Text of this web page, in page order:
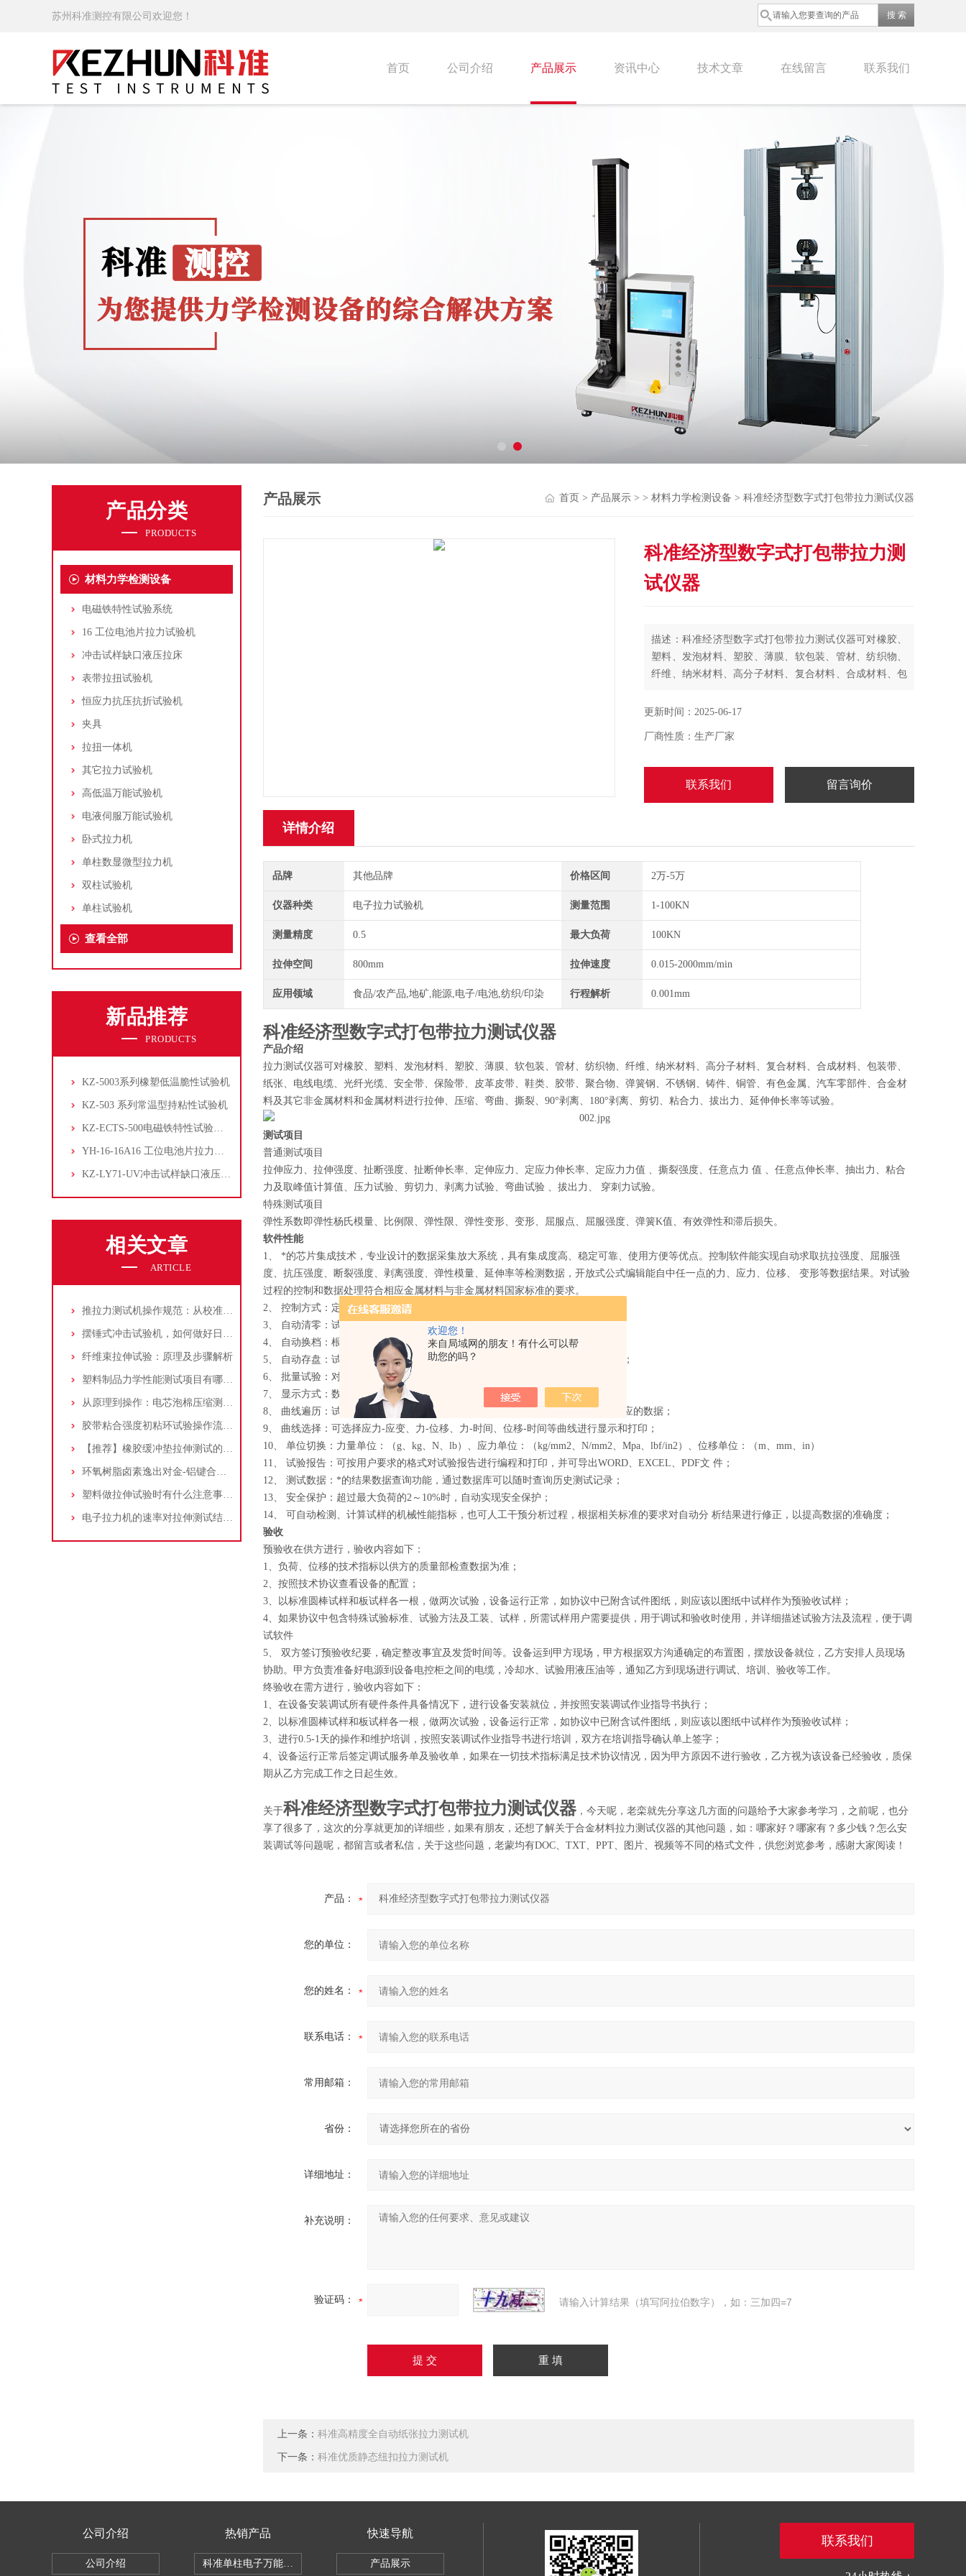
欢迎您！
来自局域网的朋友！有什么可以帮
助您的吗？
苏州科准测控有限公司欢迎您！
首页 公司介绍 产品展示 资讯中心 技术文章 在线留言 联系我们
产品分类
PRODUCTS
材料力学检测设备
电磁铁特性试验系统
16 工位电池片拉力试验机
冲击试样缺口液压拉床
表带拉扭试验机
恒应力抗压抗折试验机
夹具
拉扭一体机
其它拉力试验机
高低温万能试验机
电液伺服万能试验机
卧式拉力机
单柱数显微型拉力机
双柱试验机
单柱试验机
查看全部
新品推荐
PRODUCTS
KZ-5003系列橡塑低温脆性试验机
KZ-503 系列常温型持粘性试验机
KZ-ECTS-500电磁铁特性试验系统
YH-16-16A16 工位电池片拉力试验机
KZ-LY71-UV冲击试样缺口液压拉床
相关文章
ARTICLE
推拉力测试机操作规范：从校准到测试，确保数据准确性
摆锤式冲击试验机，如何做好日常维护保养工作？厂家技术解答！
纤维束拉伸试验：原理及步骤解析
塑料制品力学性能测试项目有哪些？万能材料试验机检测方法及应用解析
从原理到操作：电芯泡棉压缩测试方法全解析
胶带粘合强度初粘环试验操作流程：电子拉力试验机的应用与分享。
【推荐】橡胶缓冲垫拉伸测试的完整解决方案
环氧树脂卤素逸出对金-铝键合界面完整性的破坏机制研究
塑料做拉伸试验时有什么注意事项？厂家技术解答
电子拉力机的速率对拉伸测试结果有什么影响？
产品展示 首页 > 产品展示 > > 材料力学检测设备 > 科准经济型数字式打包带拉力测试仪器
科准经济型数字式打包带拉力测
试仪器
描述：科准经济型数字式打包带拉力测试仪器可对橡胶、
塑料、发泡材料、塑胶、薄膜、软包装、管材、纺织物、
纤维、纳米材料、高分子材料、复合材料、合成材料、包
革皮带、鞋类、胶带、聚合物、弹簧钢、不锈钢、铸件、
料和金属材料进行拉伸、压缩、弯曲、撕裂、90°剥离、
更新时间：2025-06-17
厂商性质：生产厂家
联系我们 留言询价
详情介绍
品牌 其他品牌 价格区间 2万-5万
仪器种类 电子拉力试验机 测量范围 1-100KN
测量精度 0.5 最大负荷 100KN
拉伸空间 800mm 拉伸速度 0.015-2000mm/min
应用领域 食品/农产品,地矿,能源,电子/电池,纺织/印染 行程解析 0.001mm
科准经济型数字式打包带拉力测试仪器
产品介绍
拉力测试仪器可对橡胶、塑料、发泡材料、塑胶、薄膜、软包装、管材、纺织物、纤维、纳米材料、高分子材料、复合材料、合成材料、包装带、
纸张、电线电缆、光纤光缆、安全带、保险带、皮革皮带、鞋类、胶带、聚合物、弹簧钢、不锈钢、铸件、铜管、有色金属、汽车零部件、合金材
料及其它非金属材料和金属材料进行拉伸、压缩、弯曲、撕裂、90°剥离、180°剥离、剪切、粘合力、拔出力、延伸伸长率等试验。
测试项目
普通测试项目
拉伸应力、拉伸强度、扯断强度、扯断伸长率、定伸应力、定应力伸长率、定应力力值 、撕裂强度、任意点力 值 、任意点伸长率、抽出力、粘合
力及取峰值计算值、压力试验、剪切力、剥离力试验、弯曲试验 、拔出力、 穿刺力试验。
特殊测试项目
弹性系数即弹性杨氏模量、比例限、弹性限、弹性变形、变形、屈服点、屈服强度、弹簧K值、有效弹性和滞后损失。
软件性能
1、 *的芯片集成技术，专业设计的数据采集放大系统，具有集成度高、稳定可靠、使用方便等优点。控制软件能实现自动求取抗拉强度、屈服强
度、抗压强度、断裂强度、剥离强度、弹性模量、延伸率等检测数据，开放式公式编辑能自中任一点的力、应力、位移、 变形等数据结果。对试验
过程的控制和数据处理符合相应金属材料与非金属材料国家标准的要求。
2、 控制方式：定速度、定位移、定荷重等控制方式可选；
3、 自动清零：试验开始后，测量系统自动调零；
4、 自动换档：根据负荷大小自动切换到适当的量程，以确保测量数据的准确度；
5、 自动存盘：试验数据和试验条件自动存盘，杜绝因忘记存盘而引起的数据丢失；
6、 批量试验：对相同参数的试样，一次设定后可顺次完成一批试验；
7、 显示方式：数据与曲线随试验过程动态显示；
8、 曲线遍历：试验完成后，可对曲线进行再分析，用鼠标找出试验曲线上各点对应的数据；
9、 曲线选择：可选择应力-应变、力-位移、力-时间、位移-时间等曲线进行显示和打印；
10、 单位切换：力量单位：（g、kg、N、lb）、应力单位：（kg/mm2、N/mm2、Mpa、lbf/in2）、位移单位：（m、mm、in）
11、 试验报告：可按用户要求的格式对试验报告进行编程和打印，并可导出WORD、EXCEL、PDF文 件；
12、 测试数据：*的结果数据查询功能，通过数据库可以随时查询历史测试记录；
13、 安全保护：超过最大负荷的2～10%时，自动实现安全保护；
14、 可自动检测、计算试样的机械性能指标，也可人工干预分析过程，根据相关标准的要求对自动分 析结果进行修正，以提高数据的准确度；
验收
预验收在供方进行，验收内容如下：
1、负荷、位移的技术指标以供方的质量部检查数据为准；
2、按照技术协议查看设备的配置；
3、以标准圆棒试样和板试样各一根，做两次试验，设备运行正常，如协议中已附含试件图纸，则应该以图纸中试样作为预验收试样；
4、如果协议中包含特殊试验标准、试验方法及工装、试样，所需试样用户需要提供，用于调试和验收时使用，并详细描述试验方法及流程，便于调
试软件
5、 双方签订预验收纪要，确定整改事宜及发货时间等。设备运到甲方现场，甲方根据双方沟通确定的布置图，摆放设备就位，乙方安排人员现场
协助。甲方负责准备好电源到设备电控柜之间的电缆，冷却水、试验用液压油等，通知乙方到现场进行调试、培训、验收等工作。
终验收在需方进行，验收内容如下：
1、在设备安装调试所有硬件条件具备情况下，进行设备安装就位，并按照安装调试作业指导书执行；
2、以标准圆棒试样和板试样各一根，做两次试验，设备运行正常，如协议中已附含试件图纸，则应该以图纸中试样作为预验收试样；
3、进行0.5-1天的操作和维护培训，按照安装调试作业指导书进行培训，双方在培训指导确认单上签字；
4、设备运行正常后签定调试服务单及验收单，如果在一切技术指标满足技术协议情况，因为甲方原因不进行验收，乙方视为该设备已经验收，质保
期从乙方完成工作之日起生效。
关于科准经济型数字式打包带拉力测试仪器 ，今天呢，老栾就先分享这几方面的问题给予大家参考学习，之前呢，也分
享了很多了，这次的分享就更加的详细些，如果有朋友，还想了解关于合金材料拉力测试仪器的其他问题，如：哪家好？哪家有？多少钱？怎么安
装调试等问题呢，都留言或者私信，关于这些问题，老蒙均有DOC、TXT、PPT、图片、视频等不同的格式文件，供您浏览参考，感谢大家阅读！
产品：
您的单位：
您的姓名：
联系电话：
常用邮箱：
省份：
详细地址：
补充说明：
验证码： 请输入计算结果（填写阿拉伯数字），如：三加四=7
上一条： 科准高精度全自动纸张拉力测试机
下一条： 科准优质静态纽扣拉力测试机
公司介绍
公司介绍
热销产品
科准单柱电子万能拉力机KZ-SSBC-500
快速导航
产品展示
联系我们